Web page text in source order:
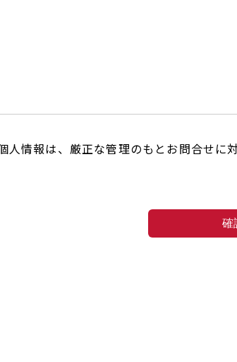
人情報は、厳正な管理のもとお問合せ